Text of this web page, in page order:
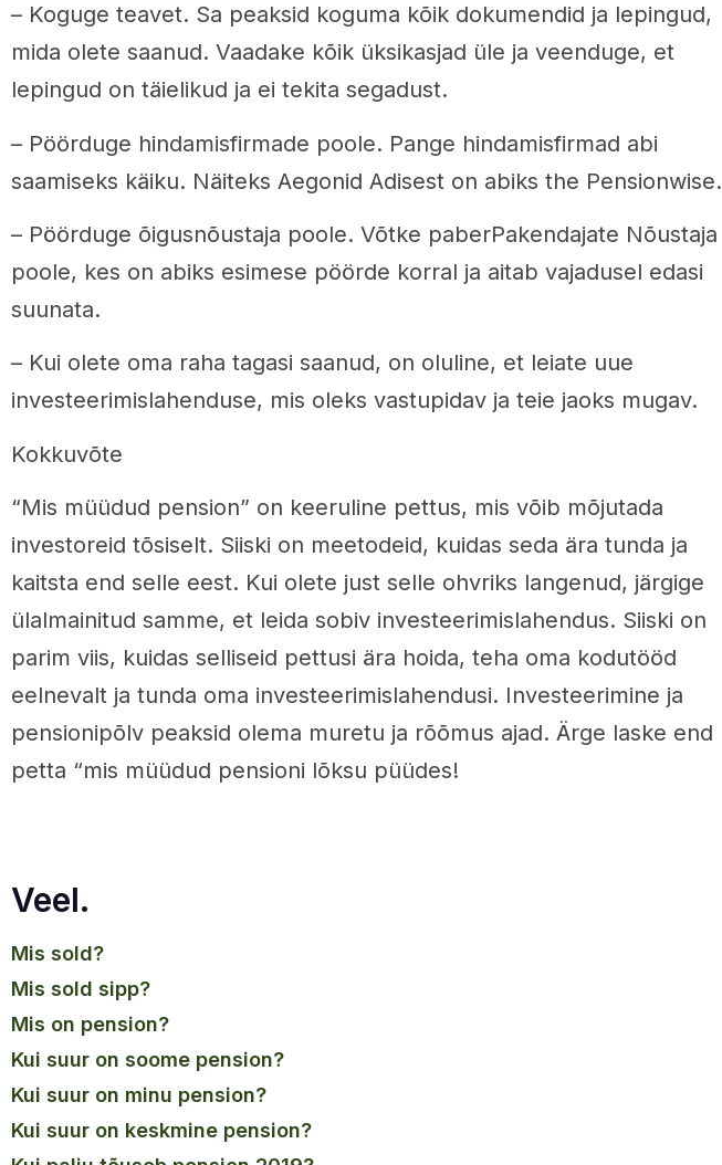
– Koguge teavet. Sa peaksid koguma kõik dokumendid ja lepingud,
mida olete saanud. Vaadake kõik üksikasjad üle ja veenduge, et
lepingud on täielikud ja ei tekita segadust.
– Pöörduge hindamisfirmade poole. Pange hindamisfirmad abi
saamiseks käiku. Näiteks Aegonid Adisest on abiks the Pensionwise.
– Pöörduge õigusnõustaja poole. Võtke paberPakendajate Nõustaja
poole, kes on abiks esimese pöörde korral ja aitab vajadusel edasi
suunata.
– Kui olete oma raha tagasi saanud, on oluline, et leiate uue
investeerimislahenduse, mis oleks vastupidav ja teie jaoks mugav.
Kokkuvõte
“Mis müüdud pension” on keeruline pettus, mis võib mõjutada
investoreid tõsiselt. Siiski on meetodeid, kuidas seda ära tunda ja
kaitsta end selle eest. Kui olete just selle ohvriks langenud, järgige
ülalmainitud samme, et leida sobiv investeerimislahendus. Siiski on
parim viis, kuidas selliseid pettusi ära hoida, teha oma kodutööd
eelnevalt ja tunda oma investeerimislahendusi. Investeerimine ja
pensionipõlv peaksid olema muretu ja rõõmus ajad. Ärge laske end
petta “mis müüdud pensioni lõksu püüdes!
Veel.
mis sold?
mis sold sipp?
mis on pension?
kui suur on soome pension?
kui suur on minu pension?
kui suur on keskmine pension?